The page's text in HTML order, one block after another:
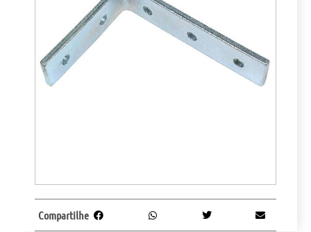
Compartilhe